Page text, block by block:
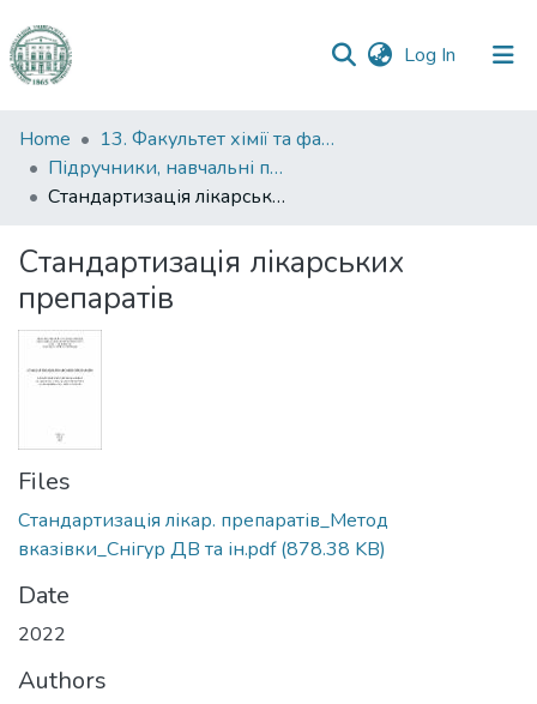
Log In (current)
Communities
&
Collections
Statistics
Home
13. Факультет хімії та фармації
Підручники, навчальні посібники та інші науково- та навчально-методичні праці ФХФ
Стандартизація лікарських препаратів
Стандартизація лікарських
препаратів
Files
Стандартизація лікар. препаратів_Метод
вказівки_Снігур ДВ та ін.pdf(878.38 KB)
Date
2022
Authors